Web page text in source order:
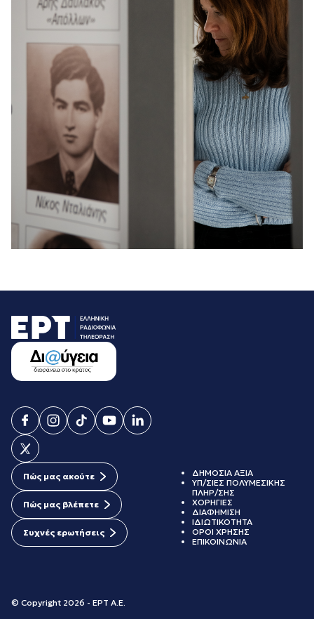
Πώς μας ακούτε
Πώς μας βλέπετε
Συχνές ερωτήσεις
© Copyright 2026 - ΕΡΤ Α.Ε.
ΔΗΜΟΣΙΑ ΑΞΙΑ
ΥΠ/ΣΙΕΣ ΠΟΛΥΜΕΣΙΚΗΣ
ΠΛΗΡ/ΣΗΣ
ΧΟΡΗΓΙΕΣ
ΔΙΑΦΗΜΙΣΗ
ΙΔΙΩΤΙΚΟΤΗΤΑ
ΟΡΟΙ ΧΡΗΣΗΣ
ΕΠΙΚΟΙΝΩΝΙΑ